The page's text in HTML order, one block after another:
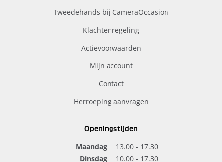
Tweedehands bij CameraOccasion
Klachtenregeling
Actievoorwaarden
Mijn account
Contact
Herroeping aanvragen
Openingstijden
Maandag
13.00 - 17.30
Dinsdag
10.00 - 17.30